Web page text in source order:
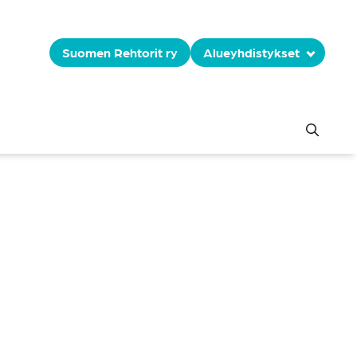
Suomen Rehtorit ry Alueyhdistykset